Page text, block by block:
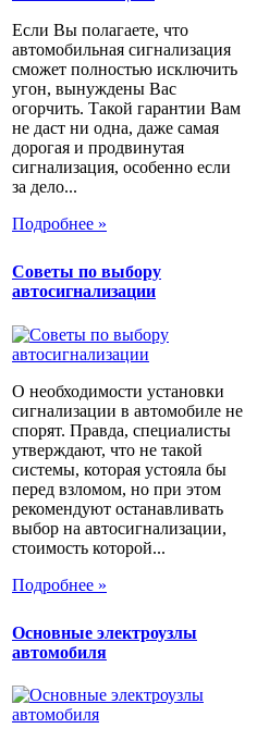
Если Вы полагаете, что
автомобильная сигнализация
сможет полностью исключить
угон, вынуждены Вас
огорчить. Такой гарантии Вам
не даст ни одна, даже самая
дорогая и продвинутая
сигнализация, особенно если
за дело...
Подробнее »
Советы по выбору
автосигнализации
О необходимости установки
сигнализации в автомобиле не
спорят. Правда, специалисты
утверждают, что не такой
системы, которая устояла бы
перед взломом, но при этом
рекомендуют останавливать
выбор на автосигнализации,
стоимость которой...
Подробнее »
Основные электроузлы
автомобиля